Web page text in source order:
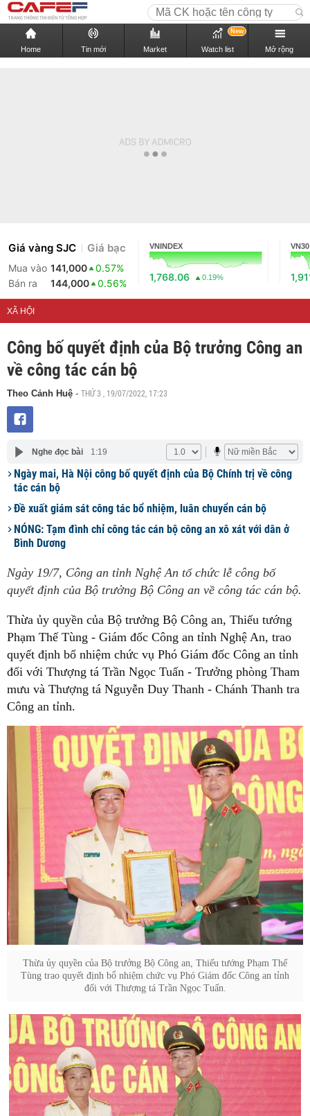
Home Tin mới Market Watch list
New
Mở rộng
Giá vàng SJC Giá bạc
Mua vào 141,000
0.57%
Bán ra
144,000 0.56%
VNINDEX
1,768.06 0.19%
VN30
XÃ HỘI
Công bố quyết định của Bộ trưởng Công an
về công tác cán bộ
Theo Cảnh Huệ - THỨ 3 , 19/07/2022, 17:23
Nghe đọc bài 1:19
Ngày mai, Hà Nội công bố quyết định của Bộ Chính trị về công
tác cán bộ
Đề xuất giám sát công tác bổ nhiệm, luân chuyển cán bộ
NÓNG: Tạm đình chỉ công tác cán bộ công an xô xát với dân ở
Bình Dương
Ngày 19/7, Công an tỉnh Nghệ An tổ chức lễ công bố
quyết định của Bộ trưởng Bộ Công an về công tác cán bộ.
Thừa ủy quyền của Bộ trưởng Bộ Công an, Thiếu tướng
Phạm Thế Tùng - Giám đốc Công an tỉnh Nghệ An, trao
quyết định bổ nhiệm chức vụ Phó Giám đốc Công an tỉnh
đối với Thượng tá Trần Ngọc Tuấn - Trưởng phòng Tham
mưu và Thượng tá Nguyễn Duy Thanh - Chánh Thanh tra
Công an tỉnh.
Thừa ủy quyền của Bộ trưởng Bộ Công an, Thiếu tướng Phạm Thế
Tùng trao quyết định bổ nhiệm chức vụ Phó Giám đốc Công an tỉnh
đối với Thượng tá Trần Ngọc Tuấn.